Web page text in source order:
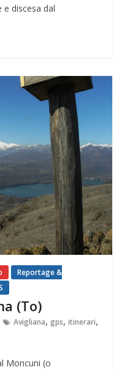
e discesa dal
Reportage &
(To)
Avigliana,gps,itinerari,
Moncuni (o